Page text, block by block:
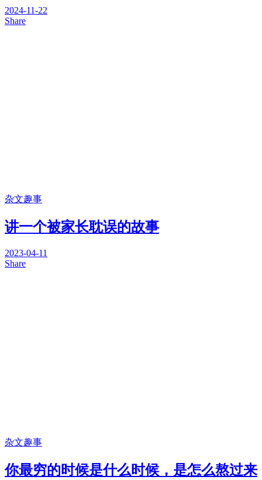
2024-11-22
Share
杂文趣事
讲一个被家长耽误的故事
2023-04-11
Share
杂文趣事
你最穷的时候是什么时候，是怎么熬过来